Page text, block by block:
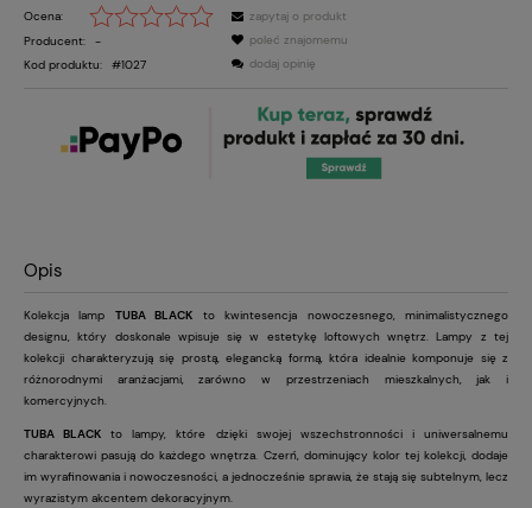
Ocena:
Producent:
-
Kod produktu:
#1027
zapytaj o produkt
poleć znajomemu
dodaj opinię
Opis
Kolekcja lamp TUBA BLACK to kwintesencja nowoczesnego, minimalistycznego
designu, który doskonale wpisuje się w estetykę loftowych wnętrz. Lampy z tej
kolekcji charakteryzują się prostą, elegancką formą, która idealnie komponuje się z
różnorodnymi aranżacjami, zarówno w przestrzeniach mieszkalnych, jak i
komercyjnych.
TUBA BLACK to lampy, które dzięki swojej wszechstronności i uniwersalnemu
charakterowi pasują do każdego wnętrza. Czerń, dominujący kolor tej kolekcji, dodaje
im wyrafinowania i nowoczesności, a jednocześnie sprawia, że stają się subtelnym, lecz
wyrazistym akcentem dekoracyjnym.